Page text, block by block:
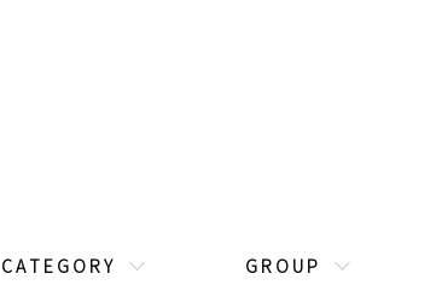
C A T E G O R Y G R O U P